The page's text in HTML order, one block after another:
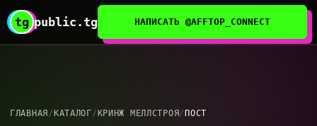
tg public.tg НАПИСАТЬ @AFFTOP_CONNECT
ГЛАВНАЯ / КАТАЛОГ/ КРИНЖ МЕЛЛСТРОЯ/ ПОСТ